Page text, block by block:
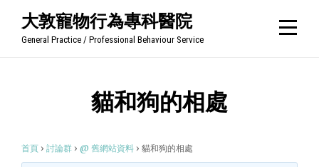
大敦寵物行為專科醫院
General Practice / Professional Behaviour Service
貓和狗的相處
首頁 › 討論群 › @ 舊網站資料 › 貓和狗的相處